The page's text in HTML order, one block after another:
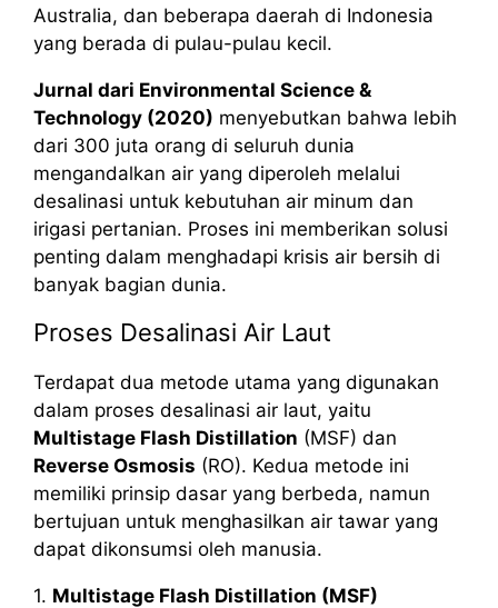
Australia, dan beberapa daerah di Indonesia
yang berada di pulau-pulau kecil.
Jurnal dari Environmental Science &
Technology (2020) menyebutkan bahwa lebih
dari 300 juta orang di seluruh dunia
mengandalkan air yang diperoleh melalui
desalinasi untuk kebutuhan air minum dan
irigasi pertanian. Proses ini memberikan solusi
penting dalam menghadapi krisis air bersih di
banyak bagian dunia.
Proses Desalinasi Air Laut
Terdapat dua metode utama yang digunakan
dalam proses desalinasi air laut, yaitu
Multistage Flash Distillation (MSF) dan
Reverse Osmosis (RO). Kedua metode ini
memiliki prinsip dasar yang berbeda, namun
bertujuan untuk menghasilkan air tawar yang
dapat dikonsumsi oleh manusia.
1. Multistage Flash Distillation (MSF)